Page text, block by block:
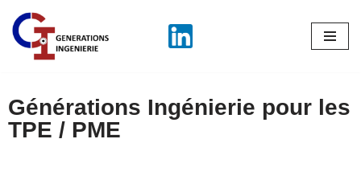
Aller
Générations Ingénierie pour les
TPE / PME